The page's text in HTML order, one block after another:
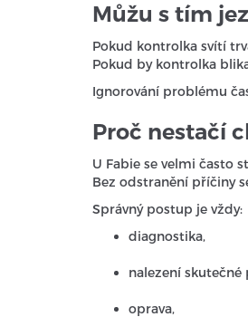
Můžu s tím
Pokud kontrolka svítí
Pokud by kontrolka
Ignorování problému
Proč nestačí
U Fabie se velmi často
Bez odstranění příčiny
Správný postup je vždy:
diagnostika,
nalezení skutečné
oprava,